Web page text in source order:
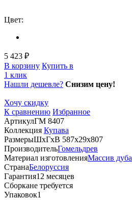
Цвет:
5 423 ₽
В корзину Купить в
1 клик
Нашли дешевле? Снизим цену!
Хочу скидку
К сравнению Избранное
АртикулГМ 8407
Коллекция Купава
РазмерыШхГхВ 587х29х807
ПроизводительГомельдрев
Материал изготовленияМассив дуба
СтранаБелоруссия
Гарантия12 месяцев
Сборкане требуется
Упаковок1